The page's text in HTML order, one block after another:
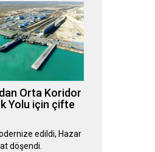
Orta Koridor
Yolu için çifte
edildi, Hazar
döşendi.